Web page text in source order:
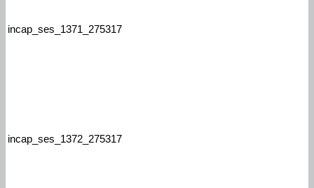
incap_ses_1371_275317
incap_ses_1372_275317